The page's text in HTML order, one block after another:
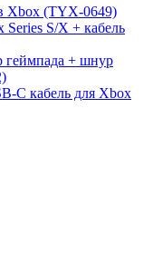
Xbox (TYX-0649)
Series S/X + кабель
геймпада + шнур
C кабель для Xbox